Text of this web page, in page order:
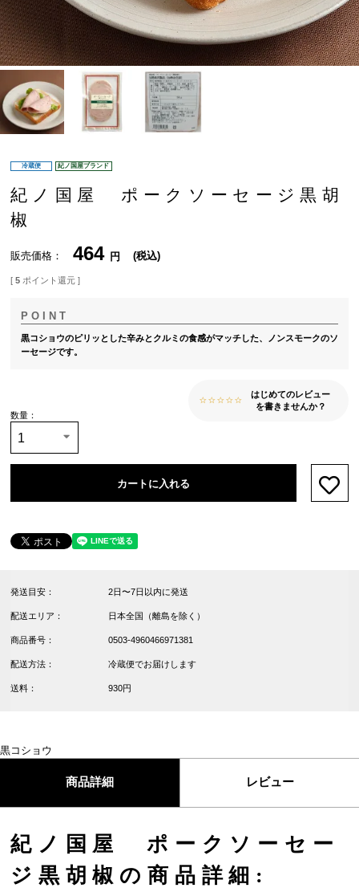
冷蔵便 紀ノ国屋ブランド
紀ノ国屋 ポークソーセージ黒胡
椒
販売価格 464 税込
[ 5 ポイント還元 ]
黒コショウのピリッとした辛みとクルミの食感がマッチした、ノンスモークのソ
ーセージです。
はじめてのレビュー
を書きませんか？
カートに入れる
発送目安： 2日〜7日以内に発送
配送エリア： 日本全国（離島を除く）
商品番号： 0503-4960466971381
配送方法： 冷蔵便でお届けします
送料： 930円
黒コショウ
商品詳細 レビュー
紀ノ国屋 ポークソーセー
ジ黒胡椒の商品詳細: